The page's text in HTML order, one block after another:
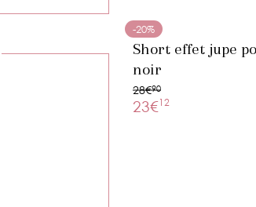
-20%
Short effet jupe
noir
28€90
23€12